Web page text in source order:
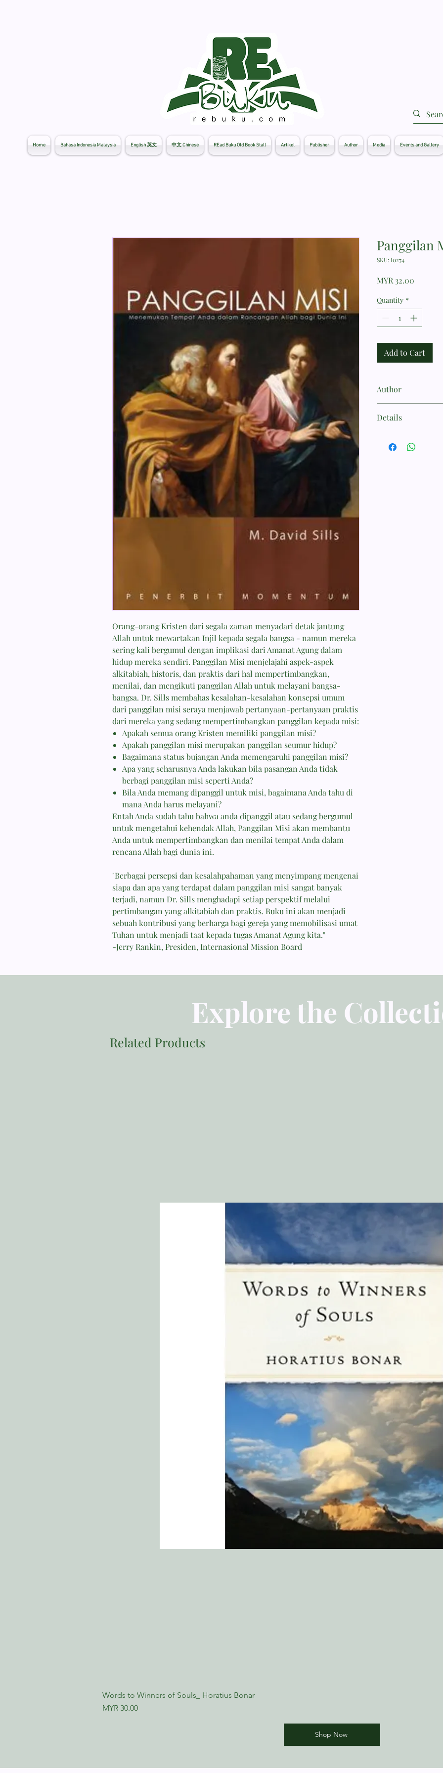
Home Bahasa Indonesia Malaysia English 英文 中文 Chinese REad Buku Old Book Stall Artikel Publisher Author Media Events and Gallery
Orang-orang Kristen dari segala zaman menyadari detak jantung
Allah untuk mewartakan Injil kepada segala bangsa - namun mereka
sering kali bergumul dengan implikasi dari Amanat Agung dalam
hidup mereka sendiri. Panggilan Misi menjelajahi aspek-aspek
alkitabiah, historis, dan praktis dari hal mempertimbangkan,
menilai, dan mengikuti panggilan Allah untuk melayani bangsa-
bangsa. Dr. Sills membahas kesalahan-kesalahan konsepsi umum
dari panggilan misi seraya menjawab pertanyaan-pertanyaan praktis
dari mereka yang sedang mempertimbangkan panggilan kepada misi:
Apakah semua orang Kristen memiliki panggilan misi?
Apakah panggilan misi merupakan panggilan seumur hidup?
Bagaimana status bujangan Anda memengaruhi panggilan misi?
Apa yang seharusnya Anda lakukan bila pasangan Anda tidak
berbagi panggilan misi seperti Anda?
Bila Anda memang dipanggil untuk misi, bagaimana Anda tahu di
mana Anda harus melayani?
Entah Anda sudah tahu bahwa anda dipanggil atau sedang bergumul
untuk mengetahui kehendak Allah, Panggilan Misi akan membantu
Anda untuk mempertimbangkan dan menilai tempat Anda dalam
rencana Allah bagi dunia ini.
"Berbagai persepsi dan kesalahpahaman yang menyimpang mengenai
siapa dan apa yang terdapat dalam panggilan misi sangat banyak
terjadi, namun Dr. Sills menghadapi setiap perspektif melalui
pertimbangan yang alkitabiah dan praktis. Buku ini akan menjadi
sebuah kontribusi yang berharga bagi gereja yang memobilisasi umat
Tuhan untuk menjadi taat kepada tugas Amanat Agung kita."
-Jerry Rankin, Presiden, Internasional Mission Board
Panggilan
SKU: I0274
MYR 32.00
Quantity *
Add to Cart
Author
Details
Penerbit Momentum
Explore the
Related Products
Words to Winners of Souls_ Horatius Bonar
Price
MYR 30.00
Shop Now